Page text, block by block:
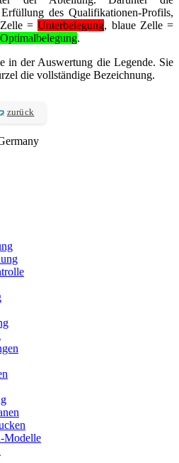
des Qualifikationen-Profils,
Zelle =Unterbelegung, blaue Zelle =
Optimalbelegung.
in der Auswertung die Legende. Sie
die vollständige Bezeichnung.
zurück
Modelle